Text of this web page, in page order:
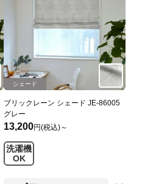
シェード
ブリックレーン シェード JE-86005
グレー
13,200円(税込)～
洗濯機
OK